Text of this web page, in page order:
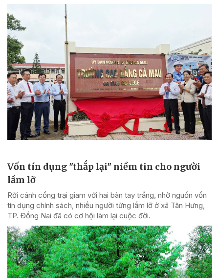
Vốn tín dụng "thắp lại" niềm tin cho người
lầm lỡ
Rời cánh cổng trại giam với hai bàn tay trắng, nhờ nguồn vốn
tín dụng chính sách, nhiều người từng lầm lỡ ở xã Tân Hưng,
TP. Đồng Nai đã có cơ hội làm lại cuộc đời.